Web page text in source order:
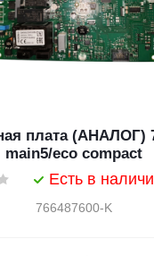
плата (АНАЛОГ)
main5/eco compact
Есть в
766487600-K